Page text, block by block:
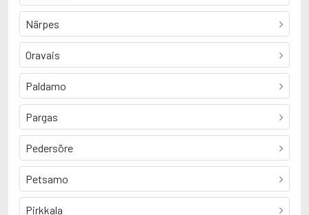
Närpes
Oravais
Paldamo
Pargas
Pedersöre
Petsamo
Pirkkala